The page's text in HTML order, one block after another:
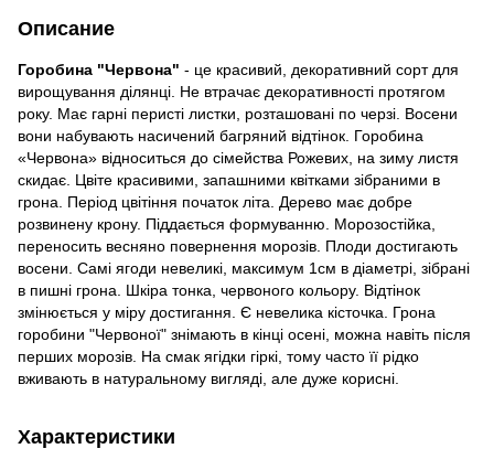
Описание
Горобина "Червона" - це красивий, декоративний сорт для
вирощування ділянці. Не втрачає декоративності протягом
року. Має гарні перисті листки, розташовані по черзі. Восени
вони набувають насичений багряний відтінок. Горобина
«Червона» відноситься до сімейства Рожевих, на зиму листя
скидає. Цвіте красивими, запашними квітками зібраними в
грона. Період цвітіння початок літа. Дерево має добре
розвинену крону. Піддається формуванню. Морозостійка,
переносить весняно повернення морозів. Плоди достигають
восени. Самі ягоди невеликі, максимум 1см в діаметрі, зібрані
в пишні грона. Шкіра тонка, червоного кольору. Відтінок
змінюється у міру достигання. Є невелика кісточка. Грона
горобини "Червоної" знімають в кінці осені, можна навіть після
перших морозів. На смак ягідки гіркі, тому часто її рідко
вживають в натуральному вигляді, але дуже корисні.
Характеристики